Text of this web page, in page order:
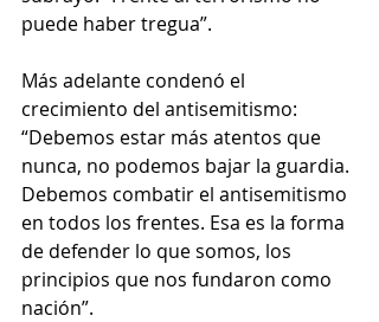
puede haber tregua”.
Más adelante condenó el
crecimiento del antisemitismo:
“Debemos estar más atentos que
nunca, no podemos bajar la guardia.
Debemos combatir el antisemitismo
en todos los frentes. Esa es la forma
de defender lo que somos, los
principios que nos fundaron como
nación”.